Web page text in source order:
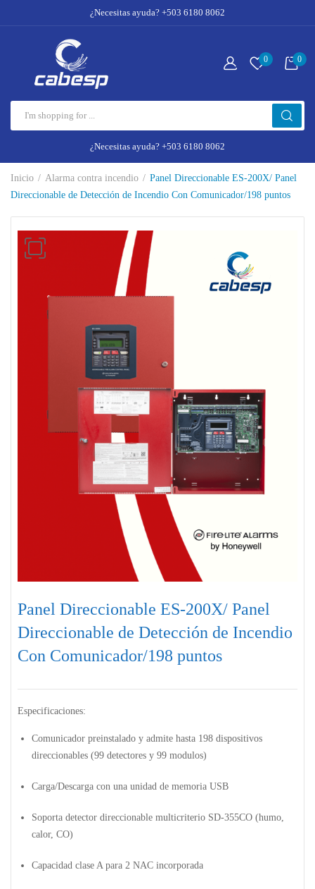
¿Necesitas ayuda? +503 6180 8062
0 0
¿Necesitas ayuda? +503 6180 8062
Inicio Alarma contra incendio
Panel Direccionable ES-200X/ Panel
Direccionable de Detección de Incendio Con Comunicador/198 puntos
Panel Direccionable ES-200X/ Panel
Direccionable de Detección de Incendio
Con Comunicador/198 puntos
Especificaciones:
Comunicador preinstalado y admite hasta 198 dispositivos
direccionables (99 detectores y 99 modulos)
Carga/Descarga con una unidad de memoria USB
Soporta detector direccionable multicriterio SD-355CO (humo,
calor, CO)
Capacidad clase A para 2 NAC incorporada